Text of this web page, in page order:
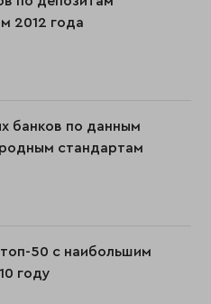
2012 года
банков по данным
стандартам
50 с наибольшим
году